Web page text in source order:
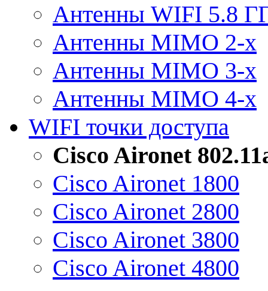
Антенны WIFI 5.8
Антенны MIMO 2-x
Антенны MIMO 3-x
Антенны MIMO 4-x
WIFI точки доступа
Cisco Aironet
Cisco Aironet 1800
Cisco Aironet 2800
Cisco Aironet 3800
Cisco Aironet 4800